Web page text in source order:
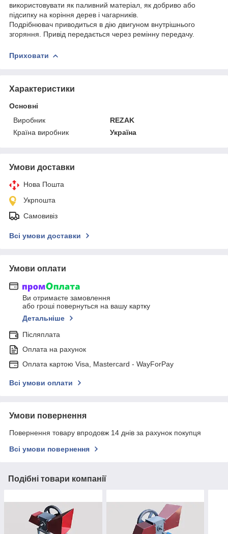
використовувати як паливний матеріал, як добриво або
підсипку на коріння дерев і чагарників.
Подрібнювач приводиться в дію двигуном внутрішнього
згоряння. Привід передається через ремінну передачу.
Приховати
Характеристики
Основні
Виробник
REZAK
Країна виробник
Україна
Умови доставки
Нова Пошта
Укрпошта
Самовивіз
Всі умови доставки
Умови оплати
Ви отримаєте замовлення
або гроші повернуться на вашу картку
Детальніше
Післяплата
Оплата на рахунок
Оплата картою Visa, Mastercard - WayForPay
Всі умови оплати
Умови повернення
Повернення товару впродовж 14 днів за рахунок покупця
Всі умови повернення
Подібні товари компанії